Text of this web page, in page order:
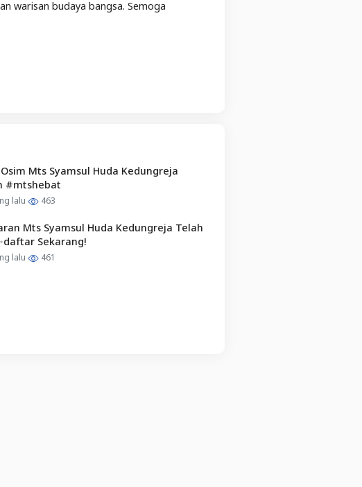
warisan budaya bangsa. Semoga
Mts Syamsul Huda Kedungreja
#mtshebat
lalu 463
Mts Syamsul Huda Kedungreja Telah
Sekarang!
lalu 461